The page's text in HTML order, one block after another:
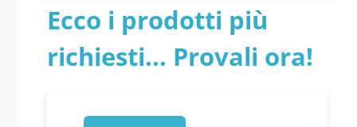
Ecco i prodotti più
richiesti... Provali ora!